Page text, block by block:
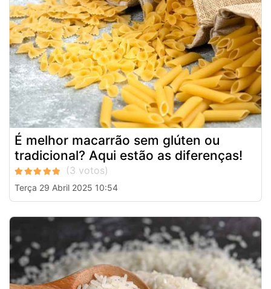
É melhor macarrão sem glúten ou
tradicional? Aqui estão as diferenças!
Terça 29 Abril 2025 10:54